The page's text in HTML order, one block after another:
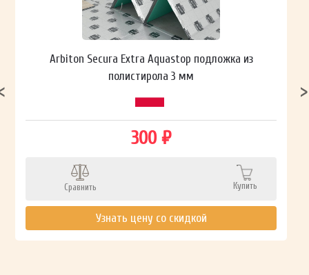
Arbiton Secura Extra Aquastop подложка из
полистирола 3 мм
300 ₽
Сравнить Купить
Узнать цену со скидкой